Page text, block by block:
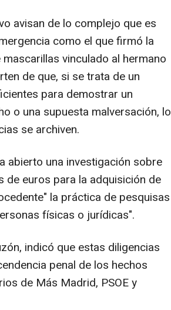
avisan de lo complejo que es
como el que firmó la
vinculado al hermano
de que, si se trata de un
para demostrar un
o una supuesta malversación, lo
se archiven.
abierto una investigación sobre
de euros para la adquisición de
la práctica de pesquisas
físicas o jurídicas".
indicó que estas diligencias
penal de los hechos
de Más Madrid, PSOE y